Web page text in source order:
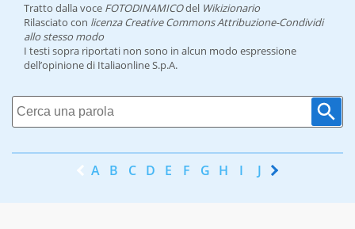
Tratto dalla voce FOTODINAMICOdel Wikizionario
Rilasciato con licenza Creative Commons Attribuzione-Condividi
allo stesso modo
I testi sopra riportati non sono in alcun modo espressione
dell’opinione di Italiaonline S.p.A.
A B C D E F G H I J K